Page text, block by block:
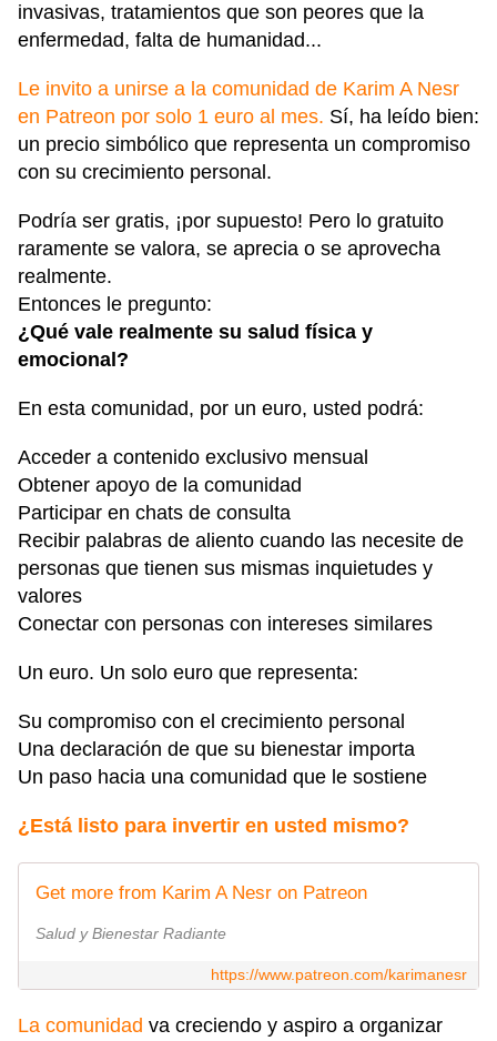
invasivas, tratamientos que son peores que la
enfermedad, falta de humanidad...
Le invito a unirse a la comunidad de Karim A Nesr
en Patreon por solo 1 euro al mes. Sí, ha leído bien:
un precio simbólico que representa un compromiso
con su crecimiento personal.
Podría ser gratis, ¡por supuesto! Pero lo gratuito
raramente se valora, se aprecia o se aprovecha
realmente.
Entonces le pregunto:
¿Qué vale realmente su salud física y
emocional?
En esta comunidad, por un euro, usted podrá:
Acceder a contenido exclusivo mensual
Obtener apoyo de la comunidad
Participar en chats de consulta
Recibir palabras de aliento cuando las necesite de
personas que tienen sus mismas inquietudes y
valores
Conectar con personas con intereses similares
Un euro. Un solo euro que representa:
Su compromiso con el crecimiento personal
Una declaración de que su bienestar importa
Un paso hacia una comunidad que le sostiene
¿Está listo para invertir en usted mismo?
Get more from Karim A Nesr on Patreon
Salud y Bienestar Radiante
https://www.patreon.com/karimanesr
La comunidad va creciendo y aspiro a organizar